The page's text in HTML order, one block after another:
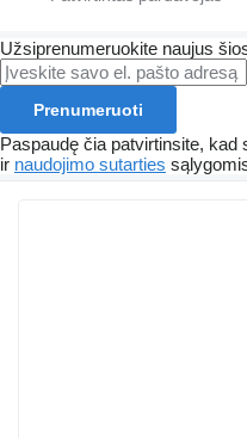
Užsiprenumeruokite naujus
Prenumeruoti
Paspaudę čia patvirtinsite, kad
ir naudojimo sutarties